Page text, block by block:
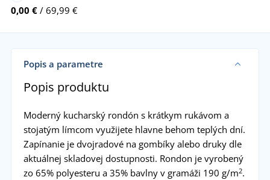
0,00 € / 69,99 €
Popis a parametre
Popis produktu
Moderný kucharský rondón s krátkym rukávom a
stojatým límcom využijete hlavne behom teplých dní.
Zapínanie je dvojradové na gombíky alebo druky dle
aktuálnej skladovej dostupnosti. Rondon je vyrobený
zo 65% polyesteru a 35% bavlny v gramáži 190 g/m2.